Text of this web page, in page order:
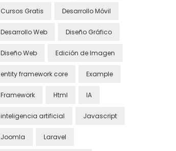
Cursos Gratis Desarrollo Móvil
Desarrollo Web Diseño Gráfico
Diseño Web Edición de Imagen
entity framework core Example
Framework Html IA
inteligencia artificial Javascript
Joomla Laravel